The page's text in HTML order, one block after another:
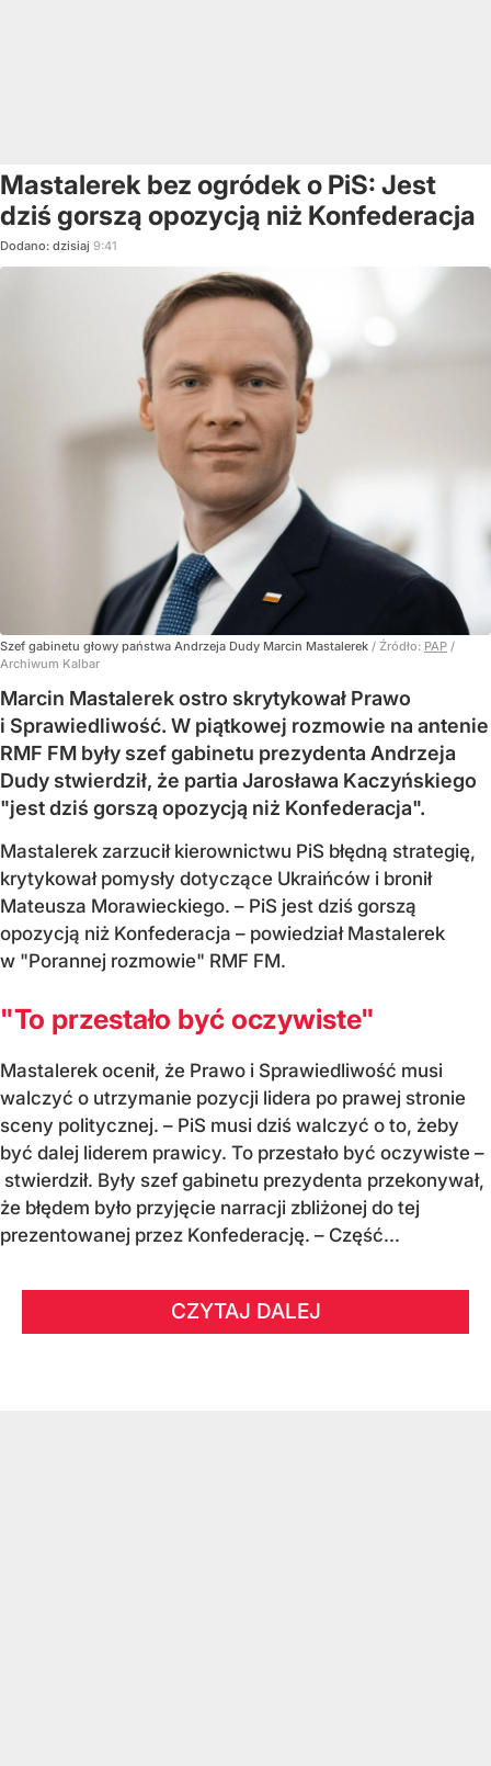
Mastalerek bez ogródek o PiS: Jest
dziś gorszą opozycją niż Konfederacja
Dodano: dzisiaj 9:41
Szef gabinetu głowy państwa Andrzeja Dudy Marcin Mastalerek / Źródło: PAP /
Archiwum Kalbar
Marcin Mastalerek ostro skrytykował Prawo
i Sprawiedliwość. W piątkowej rozmowie na antenie
RMF FM były szef gabinetu prezydenta Andrzeja
Dudy stwierdził, że partia Jarosława Kaczyńskiego
"jest dziś gorszą opozycją niż Konfederacja".
Mastalerek zarzucił kierownictwu PiS błędną strategię,
krytykował pomysły dotyczące Ukraińców i bronił
Mateusza Morawieckiego. – PiS jest dziś gorszą
opozycją niż Konfederacja – powiedział Mastalerek
w "Porannej rozmowie" RMF FM.
"To przestało być oczywiste"
Mastalerek ocenił, że Prawo i Sprawiedliwość musi
walczyć o utrzymanie pozycji lidera po prawej stronie
sceny politycznej. – PiS musi dziś walczyć o to, żeby
być dalej liderem prawicy. To przestało być oczywiste –
stwierdził. Były szef gabinetu prezydenta przekonywał,
że błędem było przyjęcie narracji zbliżonej do tej
prezentowanej przez Konfederację. – Część...
CZYTAJ DALEJ